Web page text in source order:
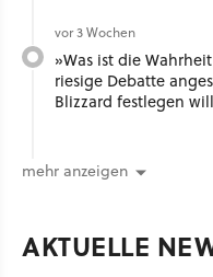
vor 3 Wochen
»Was ist die
riesige Debatte
Blizzard festlegen will
mehr anzeigen
AKTUELLE